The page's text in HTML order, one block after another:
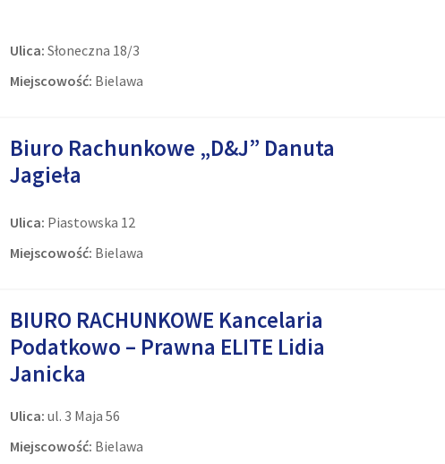
Ulica: Słoneczna 18/3
Miejscowość: Bielawa
Biuro Rachunkowe „D&J” Danuta
Jagieła
Ulica: Piastowska 12
Miejscowość: Bielawa
BIURO RACHUNKOWE Kancelaria
Podatkowo – Prawna ELITE Lidia
Janicka
Ulica: ul. 3 Maja 56
Miejscowość: Bielawa